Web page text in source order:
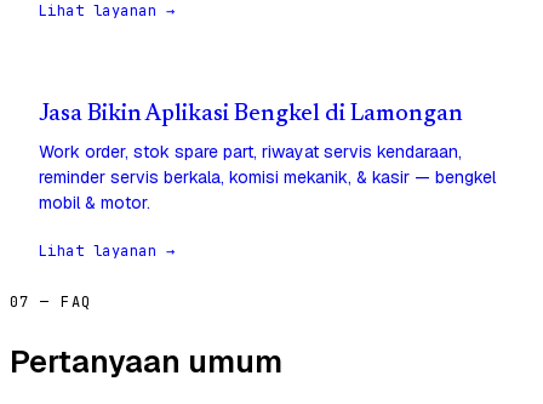
Lihat layanan →
Jasa Bikin Aplikasi Bengkel di Lamongan
Work order, stok spare part, riwayat servis kendaraan,
reminder servis berkala, komisi mekanik, & kasir — bengkel
mobil & motor.
Lihat layanan →
07 — FAQ
Pertanyaan umum